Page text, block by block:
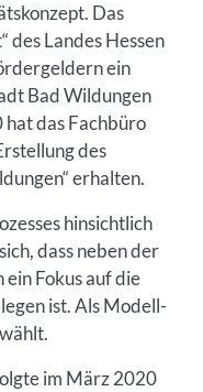
Das
Landes Hessen
ein
Bad Wildungen
hat das Fachbüro
des
erhalten.
hinsichtlich
dass neben der
Fokus auf die
ist. Als Modell-
im März 2020